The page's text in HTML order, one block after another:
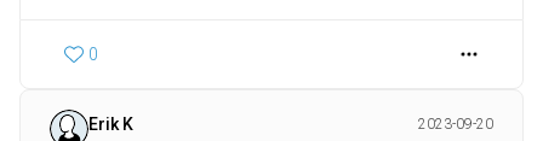
0
Erik K
2023-09-20